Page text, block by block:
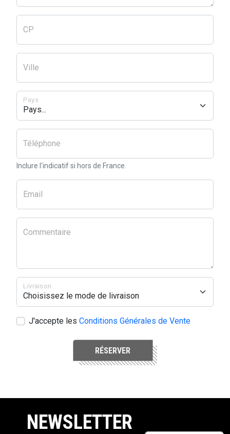
CP
Ville
Pays
Téléphone
Inclure l'indicatif si hors de France.
Email
Commentaire
Livraison
J'accepte les Conditions Générales de Vente
RÉSERVER
NEWSLETTER